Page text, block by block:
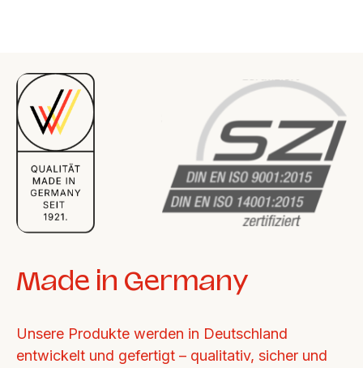
Made in Germany
Unsere Produkte werden in Deutschland
entwickelt und gefertigt – qualitativ, sicher und